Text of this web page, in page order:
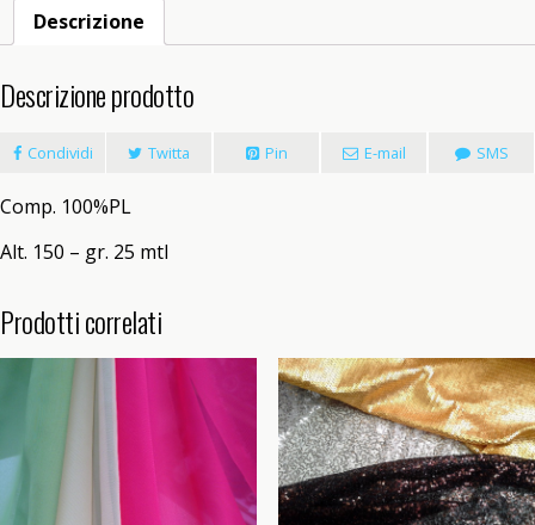
Descrizione
Descrizione prodotto
Condividi Twitta Pin E-mail SMS
Comp. 100%PL
Alt. 150 – gr. 25 mtl
Prodotti correlati